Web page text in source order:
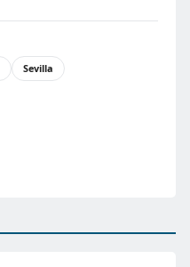
Sevilla